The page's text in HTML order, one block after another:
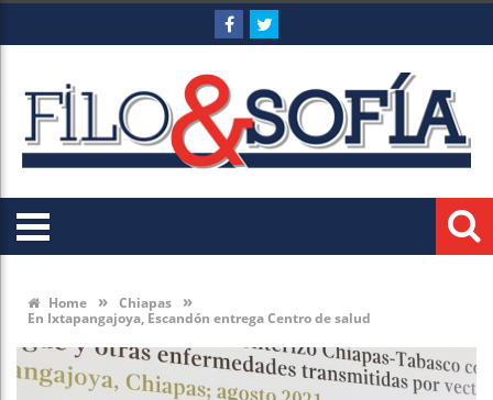
Home » Chiapas »
En Ixtapangajoya, Escandón entrega Centro de salud